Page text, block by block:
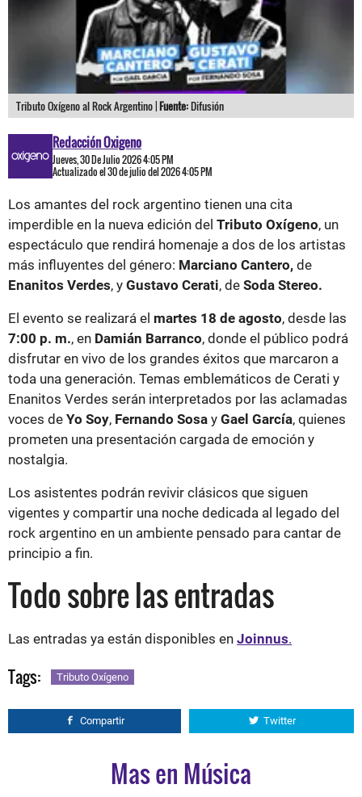
Tributo Oxígeno al Rock Argentino |Fuente:Difusión
Redacción Oxigeno
Jueves, 30 De Julio 2026 4:05 PM
Actualizado el 30 de julio del 2026 4:05 PM
Los amantes del rock argentino tienen una cita
imperdible en la nueva edición del Tributo Oxígeno, un
espectáculo que rendirá homenaje a dos de los artistas
más influyentes del género: Marciano Cantero, de
Enanitos Verdes, y Gustavo Cerati, de Soda Stereo.
El evento se realizará el martes 18 de agosto, desde las
7:00 p. m., en Damián Barranco, donde el público podrá
disfrutar en vivo de los grandes éxitos que marcaron a
toda una generación. Temas emblemáticos de Cerati y
Enanitos Verdes serán interpretados por las aclamadas
voces de Yo Soy, Fernando Sosa y Gael García, quienes
prometen una presentación cargada de emoción y
nostalgia.
Los asistentes podrán revivir clásicos que siguen
vigentes y compartir una noche dedicada al legado del
rock argentino en un ambiente pensado para cantar de
principio a fin.
Todo sobre las entradas
Las entradas ya están disponibles en Joinnus.
Tags: Tributo Oxígeno
Compartir Twitter
Mas en Música